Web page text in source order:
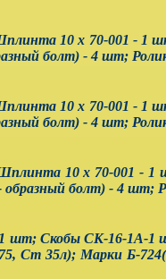
10 х 70-001 - 1
болт) - 4 шт;
10 х 70-001 - 1
болт) - 4 шт;
10 х 70-001 - 1
образный болт) - 4
шт; Скобы СК-16-1А-1
Ст 35л); Марки Б-